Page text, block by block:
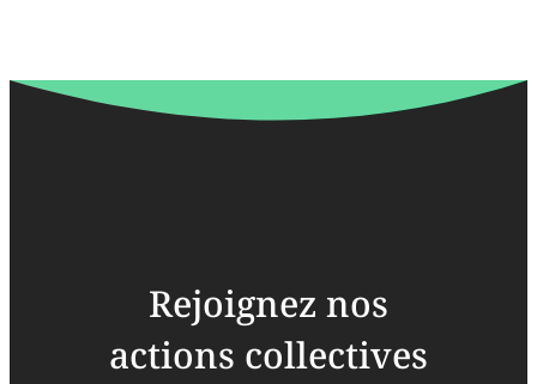
Rejoignez nos
actions collectives